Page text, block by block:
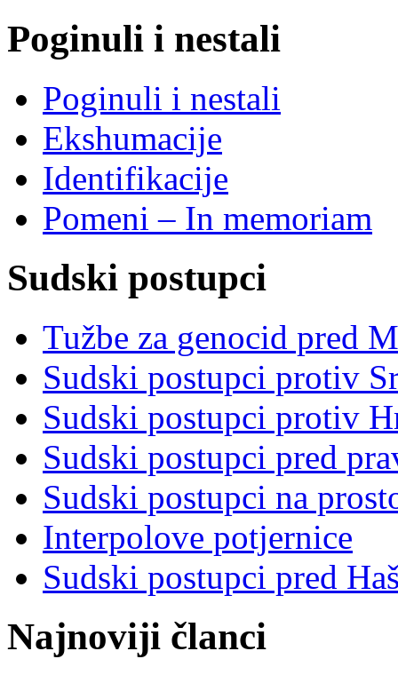
Poginuli i nestali
Poginuli i nestali
Ekshumacije
Identifikacije
Pomeni – In memoriam
Sudski postupci
Tužbe za genocid pred
Sudski postupci protiv
Sudski postupci protiv
Sudski postupci pred
Sudski postupci na
Interpolove potjernice
Sudski postupci pred
Najnoviji članci